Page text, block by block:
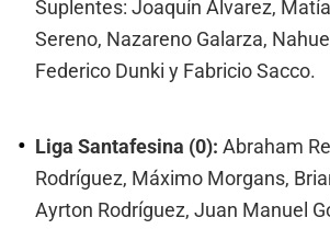
Suplentes: Joaquín Álvarez,
Sereno, Nazareno Galarza,
Federico Dunki y Fabricio Sacco.
Liga Santafesina (0): Abraham
Rodríguez, Máximo Morgans,
Ayrton Rodríguez, Juan Manuel